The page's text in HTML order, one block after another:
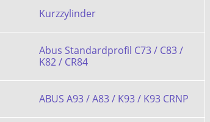
Kurzzylinder
Abus Standardprofil C73 / C83 /
K82 / CR84
ABUS A93 / A83 / K93 / K93 CRNP